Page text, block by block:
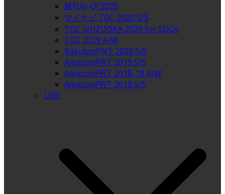
超FUJI-Q! 2020
マイナビ TGC 2020 S/S
TGC SHIZUOKA 2020 for SDGs
TGC 2019 A/W
RakutenFWT 2020 S/S
AmazonFWT 2019 S/S
AmazonFWT 2018-19 A/W
AmazonFWT 2018 S/S
LIVE